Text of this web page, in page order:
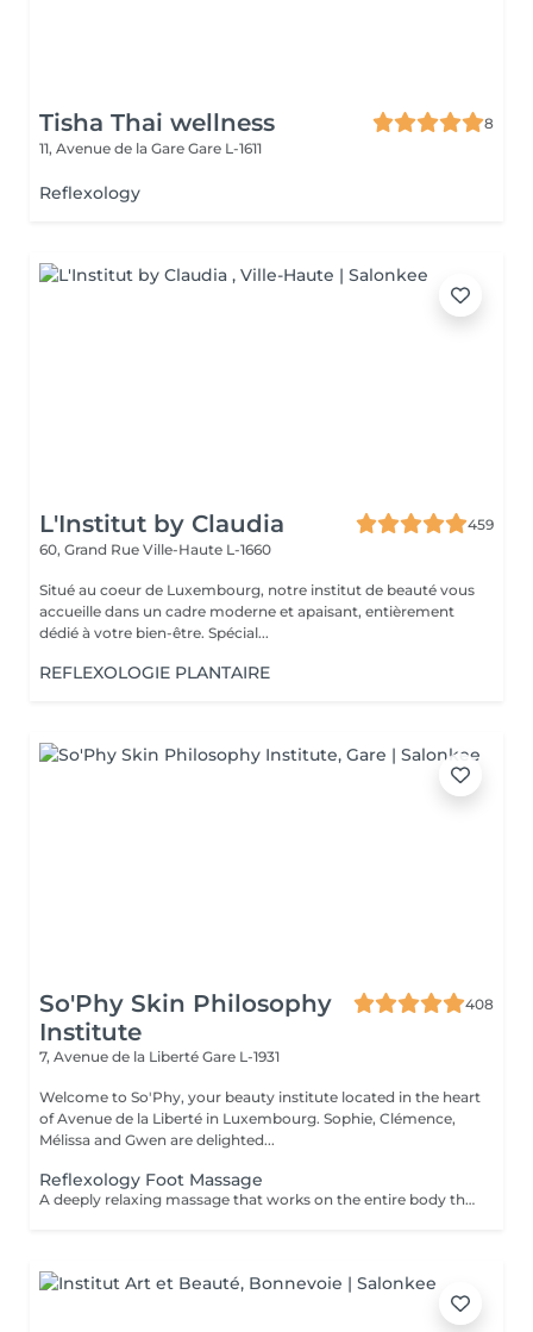
Tisha Thai wellness
8
11, Avenue de la Gare Gare L-1611
Reflexology
L'Institut by Claudia
459
60, Grand Rue Ville-Haute L-1660
Situé au coeur de Luxembourg, notre institut de beauté vous
accueille dans un cadre moderne et apaisant, entièrement
dédié à votre bien-être. Spécial...
REFLEXOLOGIE PLANTAIRE
So'Phy Skin Philosophy
Institute
408
7, Avenue de la Liberté Gare L-1931
Welcome to So'Phy, your beauty institute located in the heart
of Avenue de la Liberté in Luxembourg. Sophie, Clémence,
Mélissa and Gwen are delighted...
Reflexology Foot Massage
A deeply relaxing massage that works on the entire body through specific pressure points located on the feet. Through targeted pressure, this treatment helps release tension, stimulate the body's natural functions and promote an overall sense of balance. It provides deep relaxation, enhances the feeling of lightness and helps calm both body and mind. An ideal moment to release accumulated tension, reconnect and restore a sense of overall well-being.